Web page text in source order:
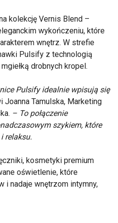
kolekcję Vernis Blend –
wykończeniu, które
wnętrz. W strefie
Pulsify z technologią
drobnych kropel.
Pulsify idealnie wpisują się
Joanna Tamulska, Marketing
– To połączenie
szykiem, które
relaksu.
kosmetyki premium
oświetlenie, które
i nadaje wnętrzom intymny,